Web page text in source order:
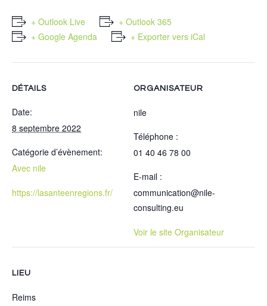
+ Outlook Live
+ Outlook 365
+ Google Agenda
+ Exporter vers iCal
DÉTAILS
Date:
8 septembre 2022
Catégorie d’évènement:
Avec nile
https://lasanteenregions.fr/
ORGANISATEUR
nile
Téléphone :
01 40 46 78 00
E-mail :
communication@nile-
consulting.eu
Voir le site Organisateur
LIEU
Reims